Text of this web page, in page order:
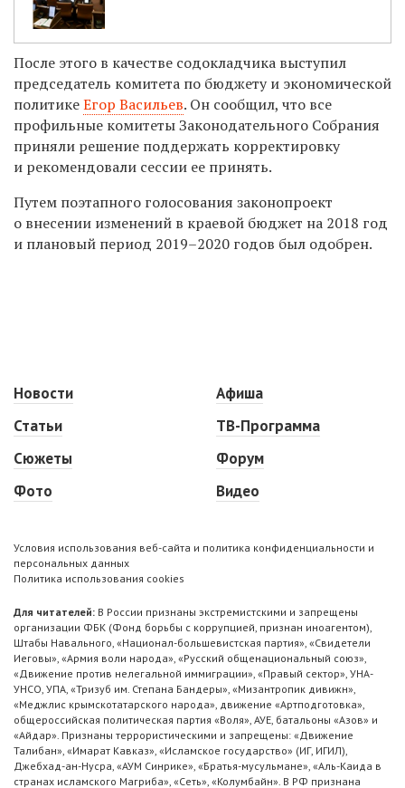
После этого в качестве содокладчика выступил
председатель комитета по бюджету и экономической
политикеЕгор Васильев. Он сообщил, что все
профильные комитеты Законодательного Собрания
приняли решение поддержать корректировку
и рекомендовали сессии ее принять.
Путем поэтапного голосования законопроект
о внесении изменений в краевой бюджет на 2018 год
и плановый период 2019–2020 годов был одобрен.
Новости
Статьи
Сюжеты
Фото
Афиша
ТВ-Программа
Форум
Видео
Условия использования веб-сайта и политика конфиденциальности и
персональных данных
Политика использования cookies
Для читателей: В России признаны экстремистскими и запрещены
организации ФБК (Фонд борьбы с коррупцией, признан иноагентом),
Штабы Навального, «Национал-большевистская партия», «Свидетели
Иеговы», «Армия воли народа», «Русский общенациональный союз»,
«Движение против нелегальной иммиграции», «Правый сектор», УНА-
УНСО, УПА, «Тризуб им. Степана Бандеры», «Мизантропик дивижн»,
«Меджлис крымскотатарского народа», движение «Артподготовка»,
общероссийская политическая партия «Воля», АУЕ, батальоны «Азов» и
«Айдар». Признаны террористическими и запрещены: «Движение
Талибан», «Имарат Кавказ», «Исламское государство» (ИГ, ИГИЛ),
Джебхад-ан-Нусра, «АУМ Синрике», «Братья-мусульмане», «Аль-Каида в
странах исламского Магриба», «Сеть», «Колумбайн». В РФ признана